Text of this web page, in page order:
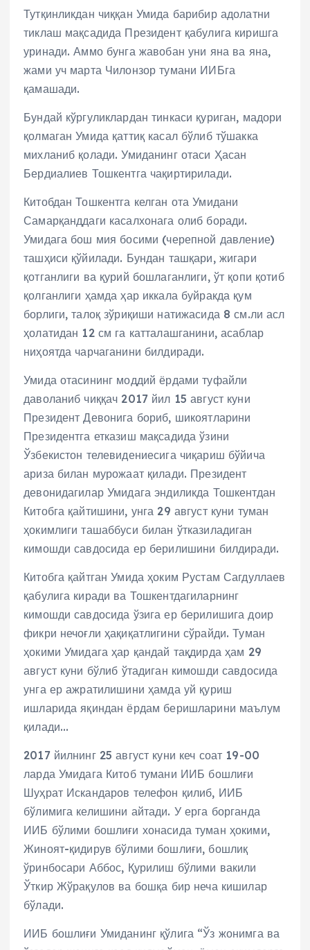
Тутқинликдан чиққан Умида барибир адолатни
тиклаш мақсадида Президент қабулига киришга
уринади. Аммо бунга жавобан уни яна ва яна,
жами уч марта Чилонзор тумани ИИБга
қамашади.
Бундай кўргуликлардан тинкаси қуриган, мадори
қолмаган Умида қаттиқ касал бўлиб тўшакка
михланиб қолади. Умиданинг отаси Ҳасан
Бердиалиев Тошкентга чақиртирилади.
Китобдан Тошкентга келган ота Умидани
Самарқанддаги касалхонага олиб боради.
Умидага бош мия босими (черепной давление)
ташҳиси қўйилади. Бундан ташқари, жигари
қотганлиги ва қурий бошлаганлиги, ўт қопи қотиб
қолганлиги ҳамда ҳар иккала буйракда қум
борлиги, талоқ зўриқиши натижасида 8 см.ли асл
ҳолатидан 12 см га катталашганини, асаблар
ниҳоятда чарчаганини билдиради.
Умида отасининг моддий ёрдами туфайли
даволаниб чиққач 2017 йил 15 август куни
Президент Девонига бориб, шикоятларини
Президентга етказиш мақсадида ўзини
Ўзбекистон телевидениесига чиқариш бўйича
ариза билан мурожаат қилади. Президент
девонидагилар Умидага эндиликда Тошкентдан
Китобга қайтишини, унга 29 август куни туман
ҳокимлиги ташаббуси билан ўтказиладиган
кимошди савдосида ер берилишини билдиради.
Китобга қайтган Умида ҳоким Рустам Сагдуллаев
қабулига киради ва Тошкентдагиларнинг
кимошди савдосида ўзига ер берилишига доир
фикри нечоғли ҳақиқатлигини сўрайди. Туман
ҳокими Умидага ҳар қандай тақдирда ҳам 29
август куни бўлиб ўтадиган кимошди савдосида
унга ер ажратилишини ҳамда уй қуриш
ишларида яқиндан ёрдам беришларини маълум
қилади…
2017 йилнинг 25 август куни кеч соат 19-00
ларда Умидага Китоб тумани ИИБ бошлиғи
Шуҳрат Искандаров телефон қилиб, ИИБ
бўлимига келишини айтади. У ерга борганда
ИИБ бўлими бошлиғи хонасида туман ҳокими,
Жиноят-қидирув бўлими бошлиғи, бошлиқ
ўринбосари Аббос, Қурилиш бўлими вакили
Ўткир Жўрақулов ва бошқа бир неча кишилар
бўлади.
ИИБ бошлиғи Умиданинг қўлига “Ўз жонимга ва